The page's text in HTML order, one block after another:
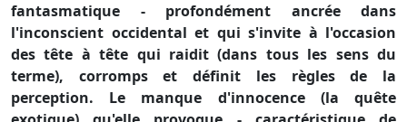
fantasmatique - profondément ancrée dans
l'inconscient occidental et qui s'invite à l'occasion
des tête à tête qui raidit (dans tous les sens du
terme), corromps et définit les règles de la
perception. Le manque d'innocence (la quête